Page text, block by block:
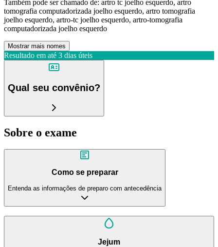
Também pode ser chamado de: artro tc joelho esquerdo, artro
tomografia computadorizada joelho esquerdo, artro tomografia
joelho esquerdo, artro-tc joelho esquerdo, artro-tomografia
computadorizada joelho esquerdo
Mostrar mais nomes
Resultado em até 3 dias úteis
Qual seu convênio?
Sobre o exame
Como se preparar
Entenda as informações de preparo com antecedência
Jejum